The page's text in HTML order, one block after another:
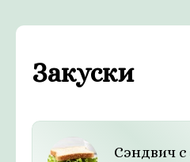
Закуски
Сэндвич c